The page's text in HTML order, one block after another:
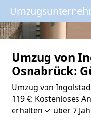
Umzug von
Osnabrück:
Umzug von
119 €: Kostenloses
erhalten ✓ über 7